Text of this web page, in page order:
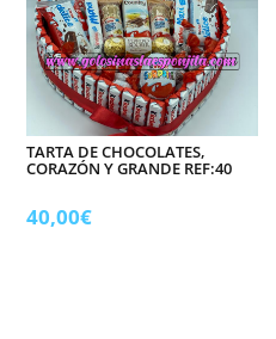
TARTA DE CHOCOLATES,
CORAZÓN Y GRANDE REF:40
40,00€